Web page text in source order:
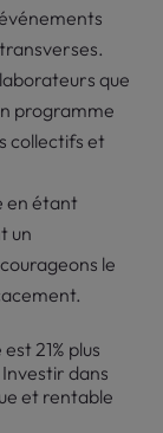
que
programme
collectifs et
en étant
un
le
21% plus
dans
et rentable